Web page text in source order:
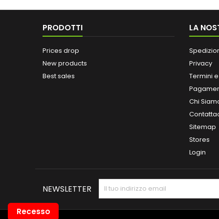
PRODOTTI
Prices drop
New products
Best sales
LA
Privacy
Termini
Chi
Sitemap
Stores
Login
NEWSLETTER
Recesso